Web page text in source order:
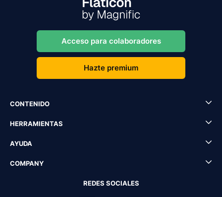
Acceso para colaboradores
Hazte premium
CONTENIDO
HERRAMIENTAS
AYUDA
COMPANY
REDES SOCIALES